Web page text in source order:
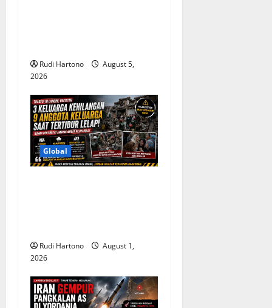
n Rudi Hartono
August 5,
2026
Global
Rudi Hartono
August 1,
2026